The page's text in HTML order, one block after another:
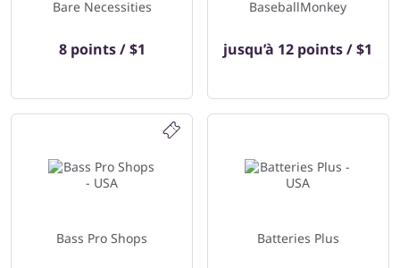
Bare Necessities
8 points / $1
BaseballMonkey
jusqu’à 12 points / $1
Bass Pro Shops Batteries Plus